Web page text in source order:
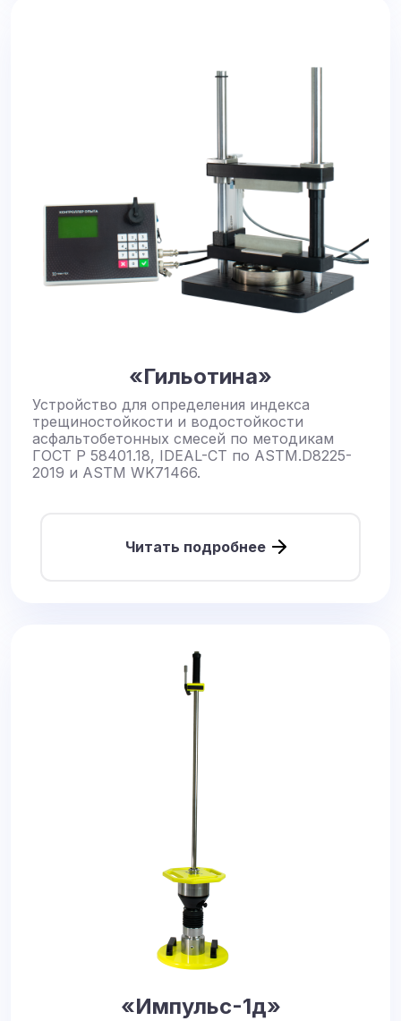
«Гильотина»
Устройство для определения индекса
трещиностойкости и водостойкости
асфальтобетонных смесей по методикам
ГОСТ Р 58401.18, IDEAL-CT по ASTM.D8225-
2019 и ASTM WK71466.
Читать подробнее
«Импульс-1д»